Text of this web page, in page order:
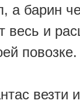
а барин
весь и
везти